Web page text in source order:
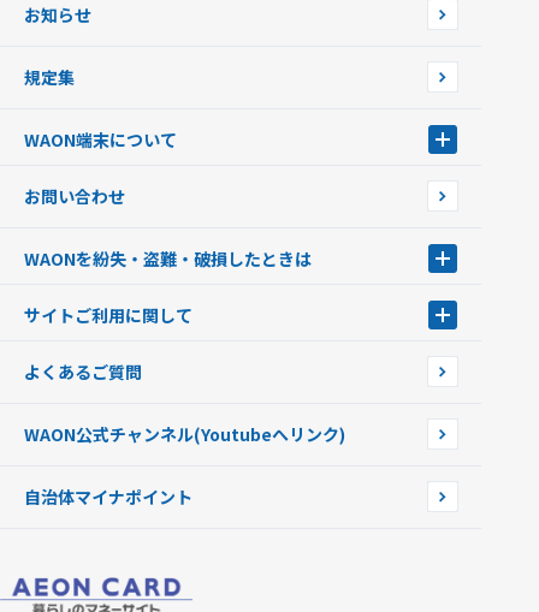
フードバンク応援WAON
ご当地WAON
G.G WAON
WAONカード・WAONカードプラス
モバイルWAON
提携WAONカード
お知らせ
規定集
WAON端末について
WAONネットステーション
新型WAONステーション
WAONチャージャーmini
お問い合わせ
WAONを紛失・盗難・破損したときは
WAONカードの拾得について
サイトご利用に関して
企業情報
よくあるご質問
WAON公式チャンネル(Youtubeへリンク)
自治体マイナポイント